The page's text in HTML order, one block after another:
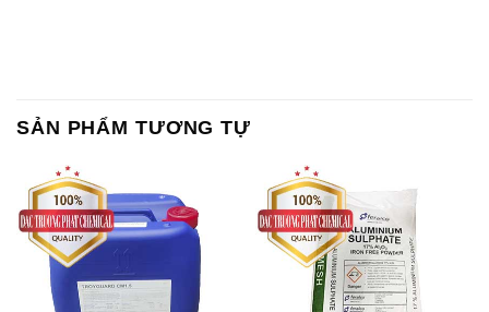
Chất Bảo Quản CMIT Thái
Lan Thailand
Phèn Nhôm – Al2(SO4)3 17%
Ấn Độ India